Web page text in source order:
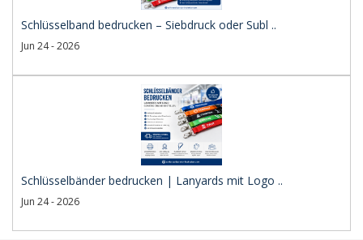
Schlüsselband bedrucken – Siebdruck oder Subl ..
Jun 24 - 2026
Schlüsselbänder bedrucken | Lanyards mit Logo ..
Jun 24 - 2026